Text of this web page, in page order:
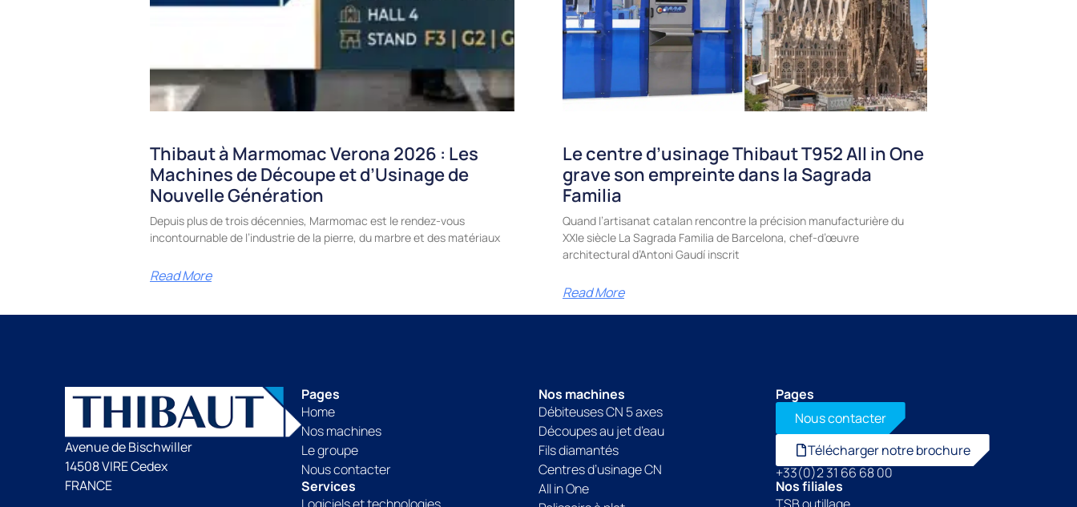
Thibaut à Marmomac Verona 2026 : Les
Machines de Découpe et d’Usinage de
Nouvelle Génération
Depuis plus de trois décennies, Marmomac est le rendez-vous
incontournable de l’industrie de la pierre, du marbre et des matériaux
Read More
Le centre d’usinage Thibaut T952 All in One
grave son empreinte dans la Sagrada
Familia
Quand l’artisanat catalan rencontre la précision manufacturière du
XXIe siècle La Sagrada Familia de Barcelona, chef-d’œuvre
architectural d’Antoni Gaudí inscrit
Read More
Avenue de Bischwiller
14508 VIRE Cedex
FRANCE
Pages
Home
Nos machines
Le groupe
Nous contacter
Services
Nos machines
Débiteuses CN 5 axes
Découpes au jet d’eau
Fils diamantés
Centres d’usinage CN
All in One
Pages
Nous contacter
Télécharger notre brochure
+33(0)2 31 66 68 00
Nos filiales